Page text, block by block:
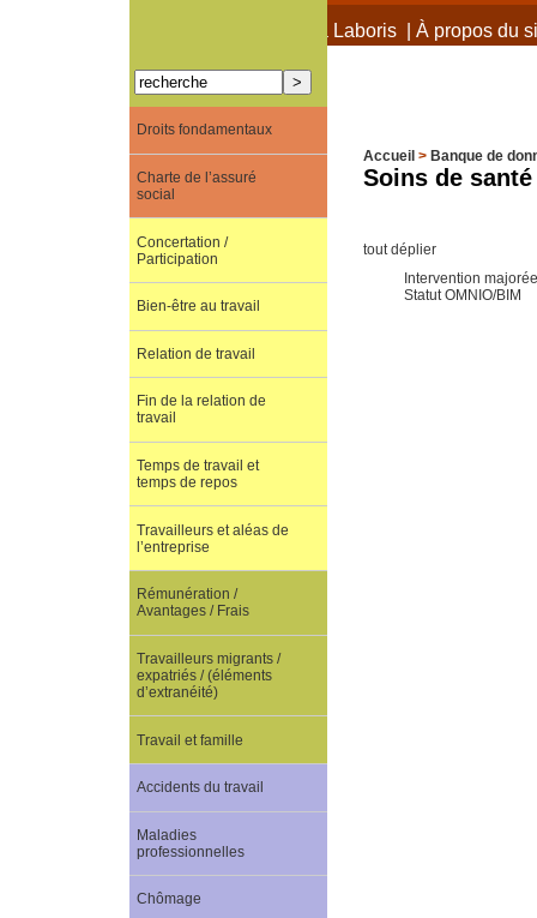
À propos de Terra Laboris| À propos du
Accueil > Banque de
Soins de santé
tout déplier
Intervention
Statut OMNIO/BIM
Droits fondamentaux
Charte de l’assuré
social
Concertation /
Participation
Bien-être au travail
Relation de travail
Fin de la relation de
travail
Temps de travail et
temps de repos
Travailleurs et aléas de
l’entreprise
Rémunération /
Avantages / Frais
Travailleurs migrants /
expatriés / (éléments
d’extranéité)
Travail et famille
Accidents du travail
Maladies
professionnelles
Chômage